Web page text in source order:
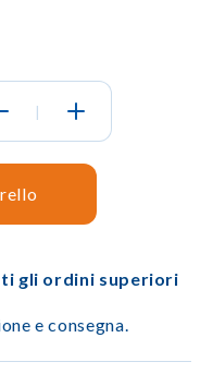
|
gli ordini superiori
e consegna.